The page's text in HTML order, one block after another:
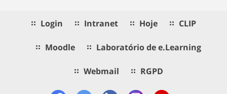
Login Intranet Hoje CLIP
Moodle Laboratório de e.Learning
Webmail RGPD